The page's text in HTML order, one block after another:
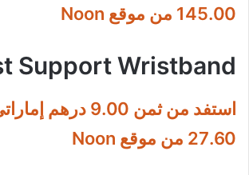
145.00 من موقع Noon
Support Wristband
استفد من ثمن 9.00
27.60 من موقع Noon